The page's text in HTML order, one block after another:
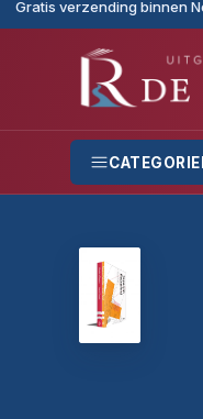
Gratis verzending binnen